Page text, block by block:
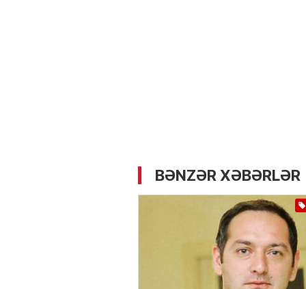
BƏNZƏR XƏBƏRLƏR